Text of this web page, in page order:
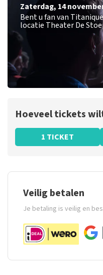
zaterdag, 14
Bent u fan van
locatie Theater De
Hoeveel tickets
1 TICKET
Veilig betalen
Je betaling is veilig en